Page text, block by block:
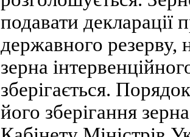
подавати декларації
державного резерву,
зерна
зберігається.
його зберігання